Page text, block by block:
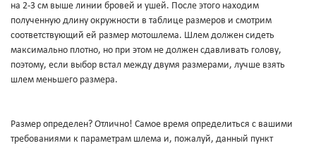
на 2-3 см выше линии бровей и ушей. После этого находим
полученную длину окружности в таблице размеров и смотрим
соответствующий ей размер мотошлема. Шлем должен сидеть
максимально плотно, но при этом не должен сдавливать голову,
поэтому, если выбор встал между двумя размерами, лучше взять
шлем меньшего размера.
Размер определен? Отлично! Самое время определиться с вашими
требованиями к параметрам шлема и, пожалуй, данный пункт